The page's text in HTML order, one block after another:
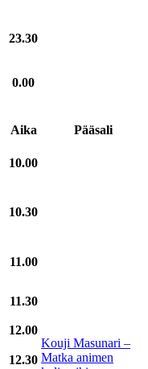
23.30
0.00
Aika
Pääsali
10.00
10.30
11.00
11.30
12.00
Kouji Masunari –
Matka animen
12.30